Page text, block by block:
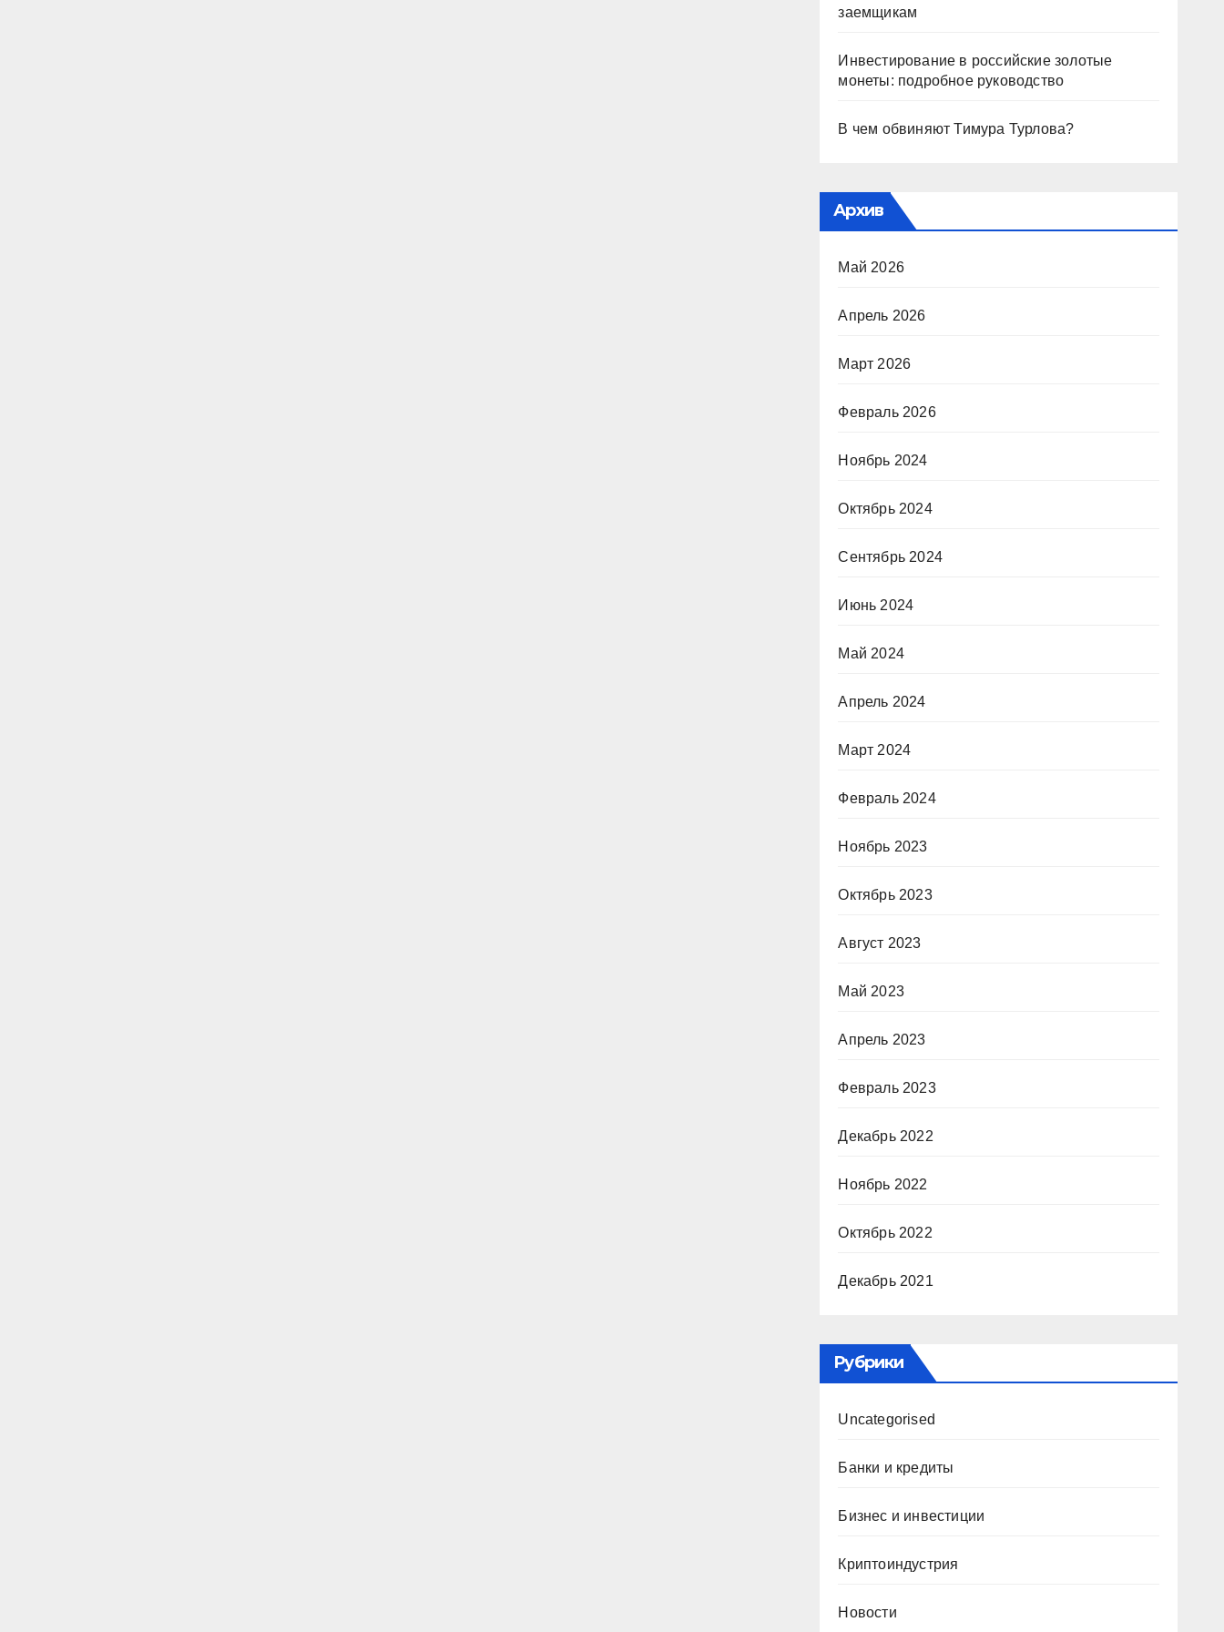
заемщикам
Инвестирование в российские золотые
монеты: подробное руководство
В чем обвиняют Тимура Турлова?
Архив
Май 2026
Апрель 2026
Март 2026
Февраль 2026
Ноябрь 2024
Октябрь 2024
Сентябрь 2024
Июнь 2024
Май 2024
Апрель 2024
Март 2024
Февраль 2024
Ноябрь 2023
Октябрь 2023
Август 2023
Май 2023
Апрель 2023
Февраль 2023
Декабрь 2022
Ноябрь 2022
Октябрь 2022
Декабрь 2021
Рубрики
Uncategorised
Банки и кредиты
Бизнес и инвестиции
Криптоиндустрия
Новости